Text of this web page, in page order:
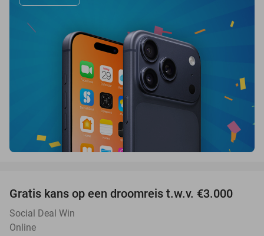
Gratis kans op een droomreis t.w.v. €3.000
Social Deal Win
Online